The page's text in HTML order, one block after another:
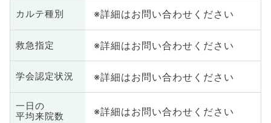
カルテ種別 ※詳細はお問い合わせください
救急指定 ※詳細はお問い合わせください
学会認定状況 ※詳細はお問い合わせください
一日の
平均来院数
※詳細はお問い合わせください